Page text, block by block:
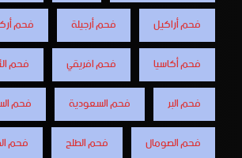
فحم أراكيل
فحم أرجيلة
فحم
فحم أكاسيا
فحم افريقي
فحم
فحم البر
فحم السعودية
فحم
فحم الصومال
فحم الطلح
فحم